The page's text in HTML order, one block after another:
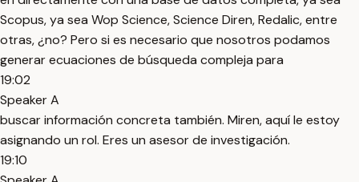
Scopus, ya sea Wop Science, Science Diren, Redalic, entre
otras, ¿no? Pero si es necesario que nosotros podamos
generar ecuaciones de búsqueda compleja para
19:02
Speaker A
buscar información concreta también. Miren, aquí le estoy
asignando un rol. Eres un asesor de investigación.
19:10